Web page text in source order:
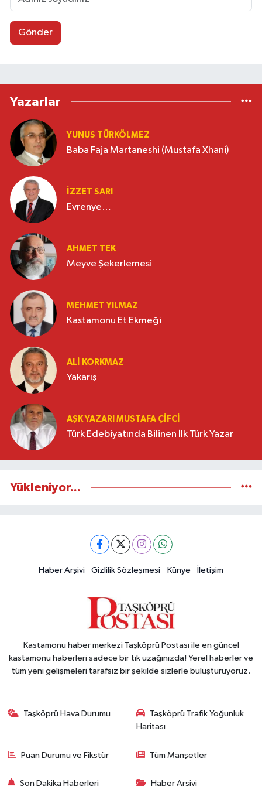
Gönder
Yazarlar
YUNUS TÜRKÖLMEZ
Baba Faja Martaneshi (Mustafa Xhani)
İZZET SARI
Evrenye…
AHMET TEK
Meyve Şekerlemesi
MEHMET YILMAZ
Kastamonu Et Ekmeği
ALI KORKMAZ
Yakarış
AŞK YAZARI MUSTAFA ÇIFCI
Türk Edebiyatında Bilinen İlk Türk Yazar
Yükleniyor...
Haber Arşivi Gizlilik Sözleşmesi Künye İletişim
Kastamonu haber merkezi Taşköprü Postası ile en güncel
kastamonu haberleri sadece bir tık uzağınızda! Yerel haberler ve
tüm yeni gelişmeleri tarafsız bir şekilde sizlerle buluşturuyoruz.
Taşköprü Hava Durumu
Taşköprü Trafik Yoğunluk
Haritası
Puan Durumu ve Fikstür Tüm Manşetler
Son Dakika Haberleri Haber Arşivi